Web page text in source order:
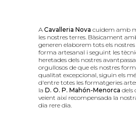
ACavalleria Nova cuidem amb
les nostres terres. Bàsicament
generen elaborem tots els
forma artesanal i seguint les
heretades dels nostres
orgullosos de que els nostres
qualitat excepcional, siguin els
d'entre totes les formatgeries
laD. O. P. Mahón-Menorca dels
veient així recompensada la
dia rere dia.